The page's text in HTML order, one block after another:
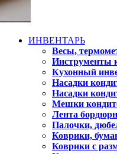
ИНВЕНТАРЬ
Весы,
Инструменты
Кухонный
Насадки
Насадки
Мешки
Лента
Палочки,
Коврики,
Коврики с